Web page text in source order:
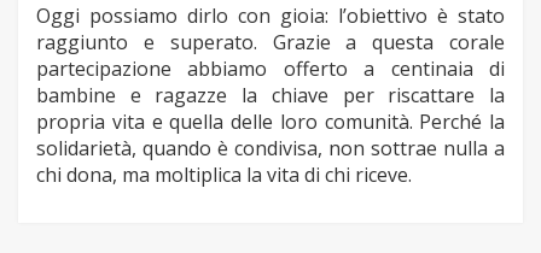
Oggi possiamo dirlo con gioia: l’obiettivo è stato
raggiunto e superato. Grazie a questa corale
partecipazione abbiamo offerto a centinaia di
bambine e ragazze la chiave per riscattare la
propria vita e quella delle loro comunità. Perché la
solidarietà, quando è condivisa, non sottrae nulla a
chi dona, ma moltiplica la vita di chi riceve.